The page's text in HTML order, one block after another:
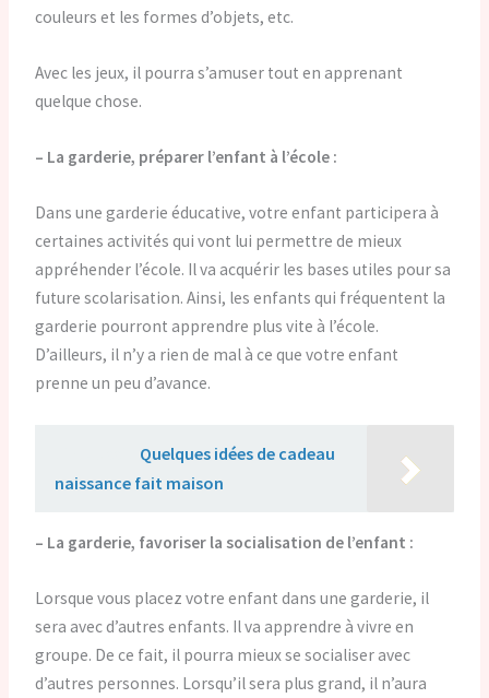
couleurs et les formes d’objets, etc.
Avec les jeux, il pourra s’amuser tout en apprenant
quelque chose.
– La garderie, préparer l’enfant à l’école :
Dans une garderie éducative, votre enfant participera à
certaines activités qui vont lui permettre de mieux
appréhender l’école. Il va acquérir les bases utiles pour sa
future scolarisation. Ainsi, les enfants qui fréquentent la
garderie pourront apprendre plus vite à l’école.
D’ailleurs, il n’y a rien de mal à ce que votre enfant
prenne un peu d’avance.
Quelques idées de cadeau
naissance fait maison
– La garderie, favoriser la socialisation de l’enfant :
Lorsque vous placez votre enfant dans une garderie, il
sera avec d’autres enfants. Il va apprendre à vivre en
groupe. De ce fait, il pourra mieux se socialiser avec
d’autres personnes. Lorsqu’il sera plus grand, il n’aura